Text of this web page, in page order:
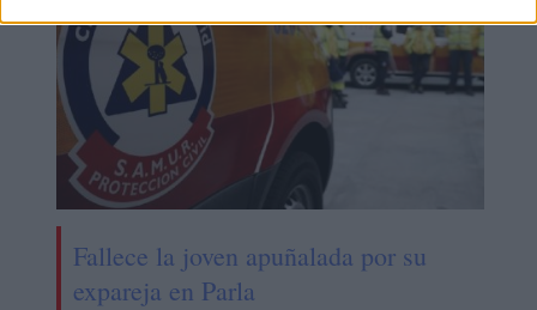
Fallece la joven apuñalada por su
expareja en Parla